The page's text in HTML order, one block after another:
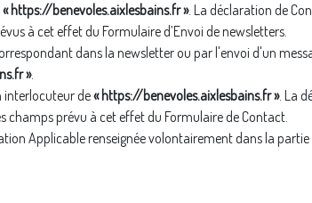
« https://benevoles.aixlesbains.fr ». La déclaration de
à cet effet du Formulaire d’Envoi de newsletters.
dans la newsletter ou par l'envoi d'un
».
interlocuteur de« https://benevoles.aixlesbains.fr ». La
champs prévu à cet effet du Formulaire de Contact.
Applicable renseignée volontairement dans la partie